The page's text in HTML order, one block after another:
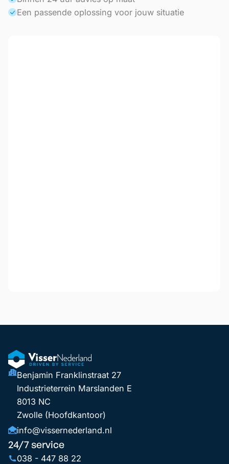
Een passende oplossing voor jouw situatie
Benjamin Franklinstraat 27
Industrieterrein Marslanden E
8013 NC
Zwolle (Hoofdkantoor)
info@vissernederland.nl
24/7 service
038 - 447 88 22